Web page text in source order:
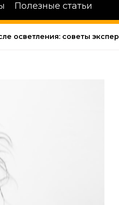
Полезные статьи
осветления: советы